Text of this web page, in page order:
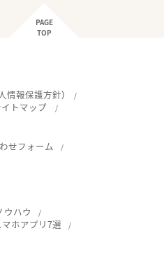
PAGE
TOP
情報保護方針）
トマップ
せフォーム
ウハウ
ホアプリ7選